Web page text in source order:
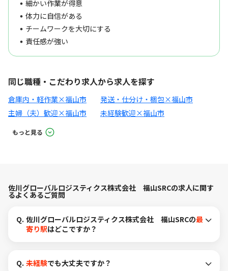
細かい作業が得意
体力に自信がある
チームワークを大切にする
責任感が強い
同じ職種・こだわり求人から求人を探す
倉庫内・軽作業×福山市
発送・仕分け・梱包×福山市
主婦（夫）歓迎×福山市
未経験歓迎×福山市
もっと見る
佐川グローバルロジスティクス株式会社 福山SRCの求人に関す
るよくあるご質問
Q. 佐川グローバルロジスティクス株式会社 福山SRCの最
寄り駅はどこですか？
Q. 未経験でも大丈夫ですか？